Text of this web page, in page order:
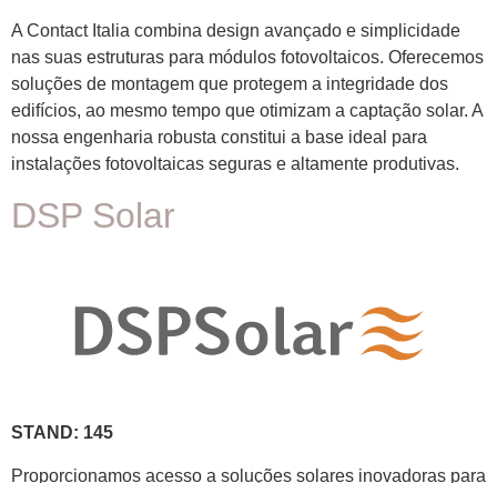
A Contact Italia combina design avançado e simplicidade
nas suas estruturas para módulos fotovoltaicos. Oferecemos
soluções de montagem que protegem a integridade dos
edifícios, ao mesmo tempo que otimizam a captação solar. A
nossa engenharia robusta constitui a base ideal para
instalações fotovoltaicas seguras e altamente produtivas.
DSP Solar
STAND: 145
Proporcionamos acesso a soluções solares inovadoras para